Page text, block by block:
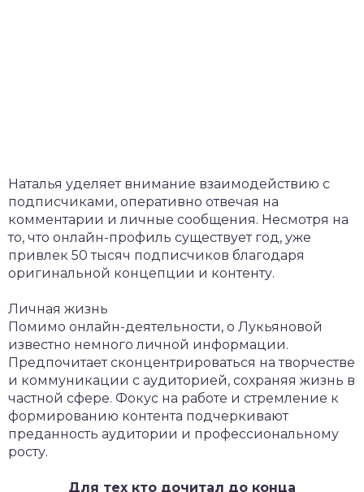
Наталья уделяет внимание взаимодействию с
подписчиками, оперативно отвечая на
комментарии и личные сообщения. Несмотря на
то, что онлайн-профиль существует год, уже
привлек 50 тысяч подписчиков благодаря
оригинальной концепции и контенту.
Личная жизнь
Помимо онлайн-деятельности, о Лукьяновой
известно немного личной информации.
Предпочитает сконцентрироваться на творчестве
и коммуникации с аудиторией, сохраняя жизнь в
частной сфере. Фокус на работе и стремление к
формированию контента подчеркивают
преданность аудитории и профессиональному
росту.
Для тех кто дочитал до конца